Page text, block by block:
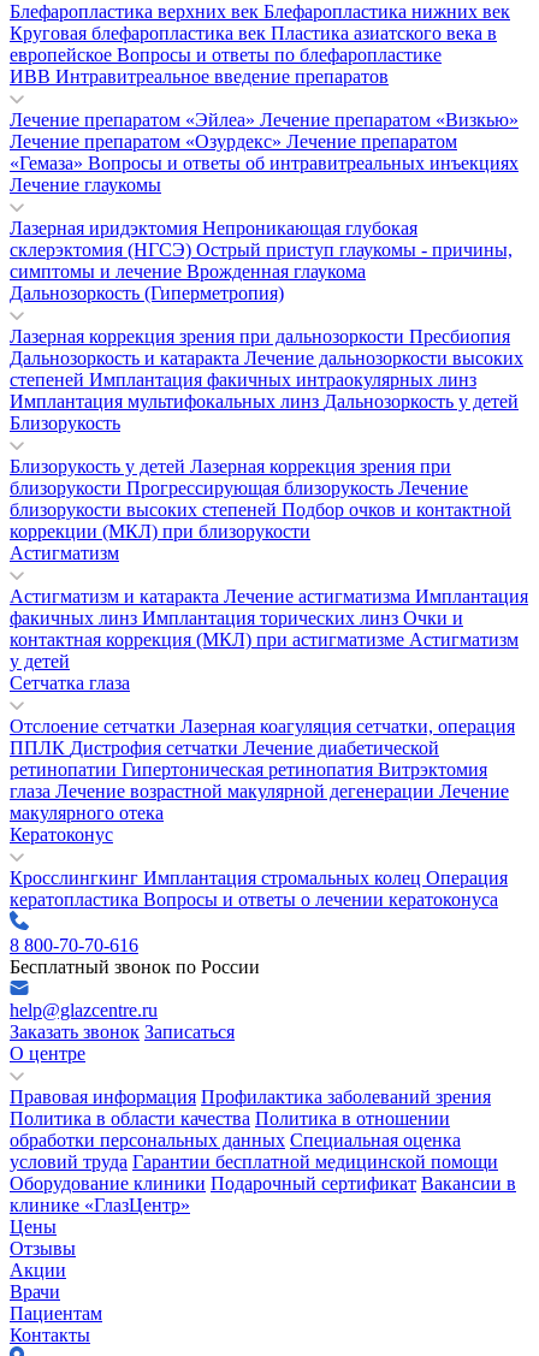
Блефаропластика верхних век Блефаропластика нижних век
Круговая блефаропластика век Пластика азиатского века в
европейское Вопросы и ответы по блефаропластике
ИВВ Интравитреальное введение препаратов
Лечение препаратом «Эйлеа» Лечение препаратом «Визкью»
Лечение препаратом «Озурдекс» Лечение препаратом
«Гемаза» Вопросы и ответы об интравитреальных инъекциях
Лечение глаукомы
Лазерная иридэктомия Непроникающая глубокая
склерэктомия (НГСЭ) Острый приступ глаукомы - причины,
симптомы и лечение Врожденная глаукома
Дальнозоркость (Гиперметропия)
Лазерная коррекция зрения при дальнозоркости Пресбиопия
Дальнозоркость и катаракта Лечение дальнозоркости высоких
степеней Имплантация факичных интраокулярных линз
Имплантация мультифокальных линз Дальнозоркость у детей
Близорукость
Близорукость у детей Лазерная коррекция зрения при
близорукости Прогрессирующая близорукость Лечение
близорукости высоких степеней Подбор очков и контактной
коррекции (МКЛ) при близорукости
Астигматизм
Астигматизм и катаракта Лечение астигматизма Имплантация
факичных линз Имплантация торических линз Очки и
контактная коррекция (МКЛ) при астигматизме Астигматизм
у детей
Сетчатка глаза
Отслоение сетчатки Лазерная коагуляция сетчатки, операция
ППЛК Дистрофия сетчатки Лечение диабетической
ретинопатии Гипертоническая ретинопатия Витрэктомия
глаза Лечение возрастной макулярной дегенерации Лечение
макулярного отека
Кератоконус
Кросслингкинг Имплантация стромальных колец Операция
кератопластика Вопросы и ответы о лечении кератоконуса
8 800-70-70-616
Бесплатный звонок по России
help@glazcentre.ru
Заказать звонок Записаться
О центре
Правовая информация Профилактика заболеваний зрения
Политика в области качества Политика в отношении
обработки персональных данных Специальная оценка
условий труда Гарантии бесплатной медицинской помощи
Оборудование клиники Подарочный сертификат Вакансии в
клинике «ГлазЦентр»
Цены
Отзывы
Акции
Врачи
Пациентам
Контакты